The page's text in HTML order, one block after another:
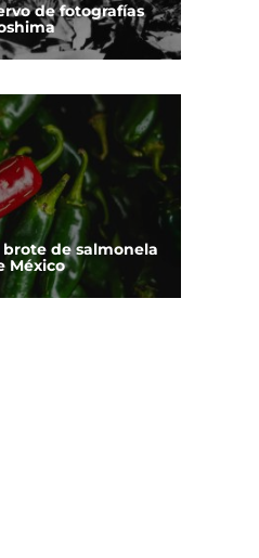
de fotografías
de salmonela
México